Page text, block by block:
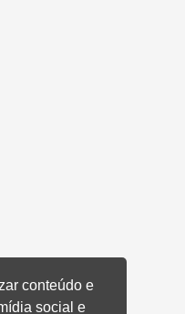
conteúdo e
social e